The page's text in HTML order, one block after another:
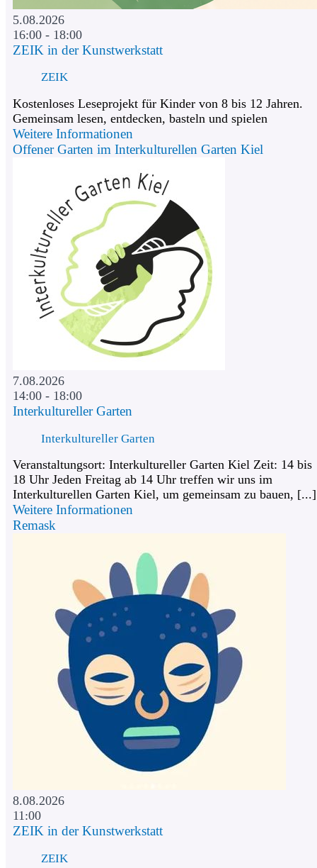
5.08.2026
16:00 - 18:00
ZEIK in der Kunstwerkstatt
ZEIK
Kostenloses Leseprojekt für Kinder von 8 bis 12 Jahren.
Gemeinsam lesen, entdecken, basteln und spielen
Weitere Informationen
Offener Garten im Interkulturellen Garten Kiel
7.08.2026
14:00 - 18:00
Interkultureller Garten
Interkultureller Garten
Veranstaltungsort: Interkultureller Garten Kiel Zeit: 14 bis
18 Uhr Jeden Freitag ab 14 Uhr treffen wir uns im
Interkulturellen Garten Kiel, um gemeinsam zu bauen, [...]
Weitere Informationen
Remask
8.08.2026
11:00
ZEIK in der Kunstwerkstatt
ZEIK